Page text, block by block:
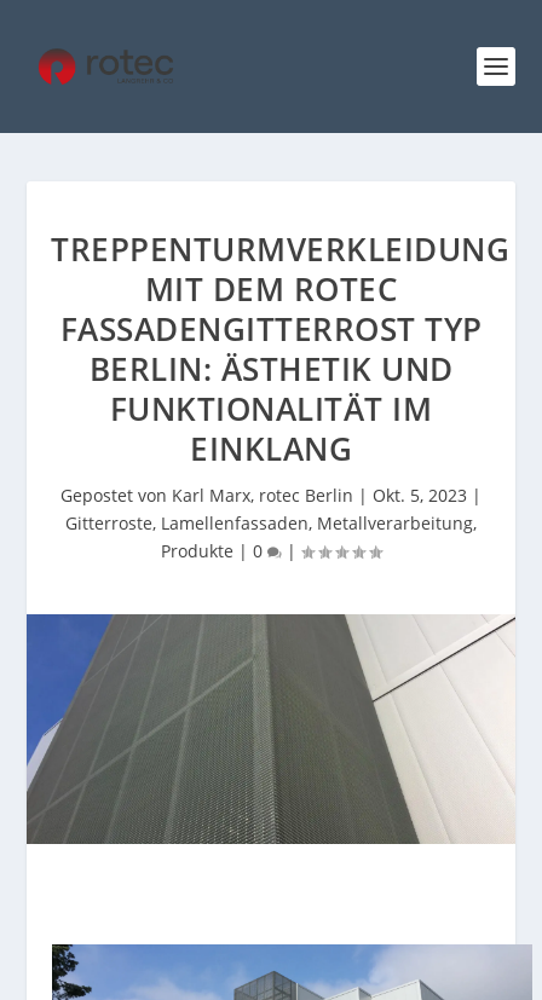
TREPPENTURMVERKLEIDUNG
MIT DEM ROTEC
FASSADENGITTERROST TYP
BERLIN: ÄSTHETIK UND
FUNKTIONALITÄT IM
EINKLANG
Gepostet von Karl Marx, rotec Berlin | Okt. 5, 2023 |
Gitterroste, Lamellenfassaden, Metallverarbeitung,
Produkte | 0 |